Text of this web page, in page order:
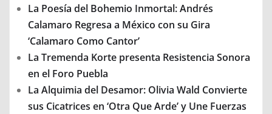
La Poesía del Bohemio Inmortal: Andrés
Calamaro Regresa a México con su Gira
‘Calamaro Como Cantor’
La Tremenda Korte presenta Resistencia Sonora
en el Foro Puebla
La Alquimia del Desamor: Olivia Wald Convierte
sus Cicatrices en ‘Otra Que Arde’ y Une Fuerzas